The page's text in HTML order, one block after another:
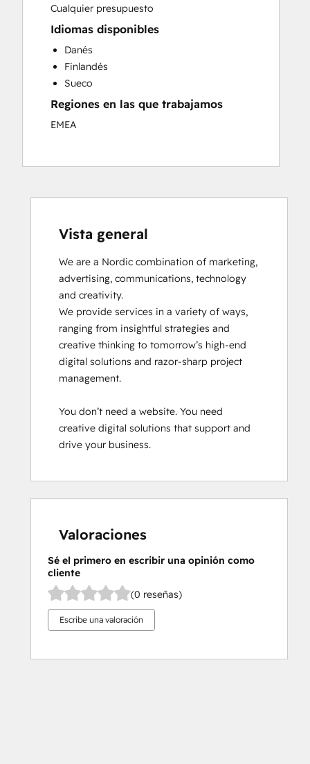
Website Design
Website Development
Cualquier presupuesto
Idiomas disponibles
Danés
Finlandés
Sueco
Regiones en las que trabajamos
EMEA
Vista general
We are a Nordic combination of marketing,
advertising, communications, technology
and creativity.
We provide services in a variety of ways,
ranging from insightful strategies and
creative thinking to tomorrow’s high-end
digital solutions and razor-sharp project
management.
You don’t need a website. You need
creative digital solutions that support and
drive your business.
Valoraciones
Sé el primero en escribir una opinión como
cliente
(0 reseñas)
Escribe una valoración